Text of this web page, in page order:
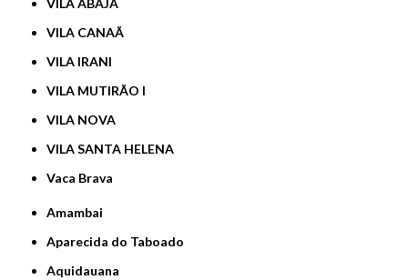
VILA ABAJÁ
VILA CANAÃ
VILA IRANI
VILA MUTIRÃO I
VILA NOVA
VILA SANTA HELENA
Vaca Brava
Amambai
Aparecida do Taboado
Aquidauana